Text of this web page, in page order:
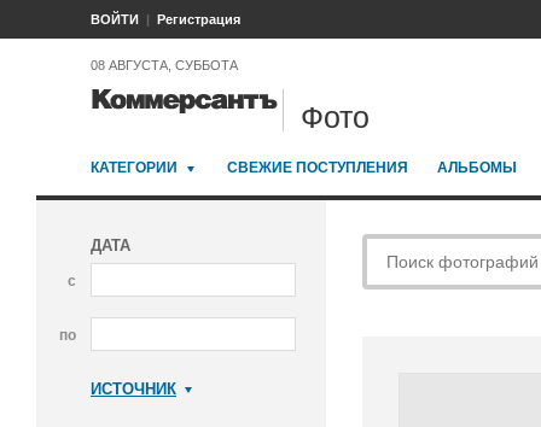
ВОЙТИ Регистрация
08 АВГУСТА, СУББОТА
Фото
КАТЕГОРИИ СВЕЖИЕ ПОСТУПЛЕНИЯ АЛЬБОМЫ
ДАТА
с
по
ИСТОЧНИК